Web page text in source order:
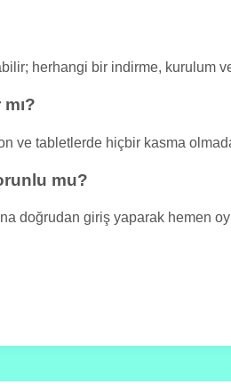
herhangi bir indirme, kurulum
ve tabletlerde hiçbir kasma
mu?
doğrudan giriş yaparak hemen